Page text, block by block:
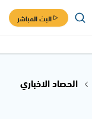
البث المباشر
الحصاد الاخباري